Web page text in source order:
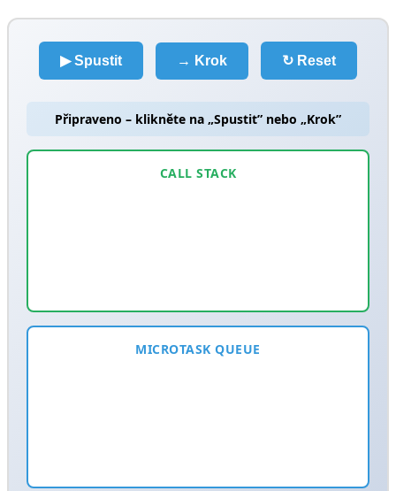
▶ Spustit → Krok ↻ Reset
Připraveno – klikněte na „Spustit” nebo „Krok”
CALL STACK
MICROTASK QUEUE